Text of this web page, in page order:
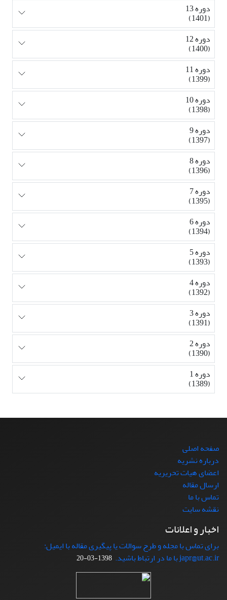
دوره 13
(1401)
دوره 12
(1400)
دوره 11
(1399)
دوره 10
(1398)
دوره 9
(1397)
دوره 8
(1396)
دوره 7
(1395)
دوره 6
(1394)
دوره 5
(1393)
دوره 4
(1392)
دوره 3
(1391)
دوره 2
(1390)
دوره 1
(1389)
صفحه اصلی
درباره نشریه
اعضای هیات تحریریه
ارسال مقاله
تماس با ما
نقشه سایت
اخبار و اعلانات
برای تماس با مجله و طرح سوالات یا پیگیری مقاله با ایمیل:
japr@ut.ac.ir با ما در ارتباط باشید.
1398-03-20